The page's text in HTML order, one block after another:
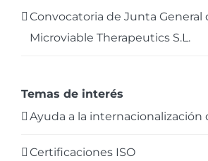
Convocatoria de Junta General
Microviable Therapeutics S.L.
Temas de interés
Ayuda a la internacionalización
Certificaciones ISO